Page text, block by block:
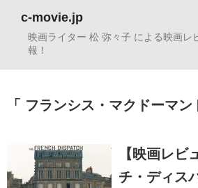
c-movie.jp
映画ライター 松 弥々子 による映画レ
報！
フランシス・マクドーマン
【映画レビ
チ・ディス